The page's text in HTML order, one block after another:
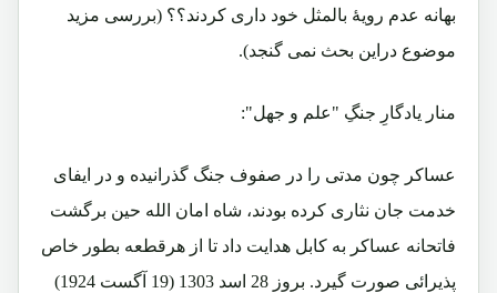
بهانه عدم رویۀ بالمثل خود داری کردند؟؟ (بررسی مزید
موضوع دراین بحث نمی گنجد).
منار یادگارِ جنگِ "علم و جهل":
عساکر چون مدتی را در صفوف جنگ گذرانیده و در ایفای
خدمت جان نثاری کرده بودند، شاه امان الله حین برگشت
فاتحانه عساکر به کابل هدایت داد تا از هرقطعه بطور خاص
پذیرائی صورت گیرد. بروز 28 اسد 1303 (19 آگست 1924)